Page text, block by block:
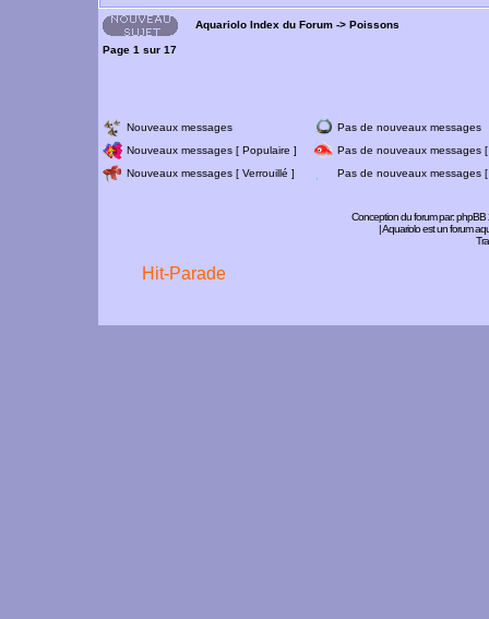
Aquariolo Index du Forum -> Poissons
Page 1 sur 17
Nouveaux messages
Pas de nouveaux messages
Nouveaux messages [ Populaire ]
Pas de nouveaux messages
Nouveaux messages [ Verrouillé ]
Pas de nouveaux messages [
Conception du forum par:phpBB
| Aquariolo est un forum